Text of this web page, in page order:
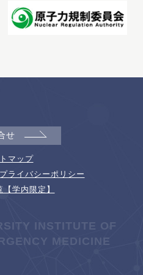
せ
マップ
ライバシーポリシー
学内限定】
INSTITUTE OF
MEDICINE